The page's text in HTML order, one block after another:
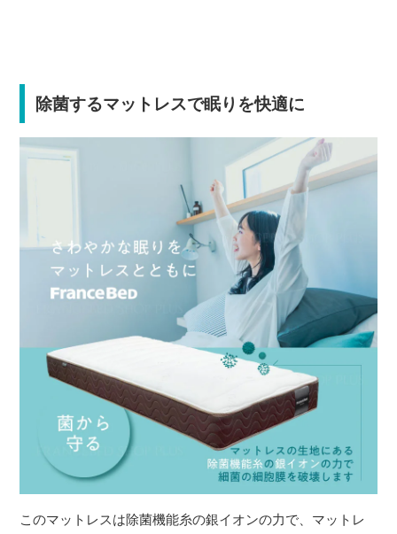
除菌するマットレスで眠りを快適に
このマットレスは除菌機能糸の銀イオンの力で、マットレ